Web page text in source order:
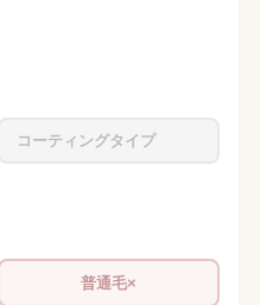
コーティングタイプ
普通毛×